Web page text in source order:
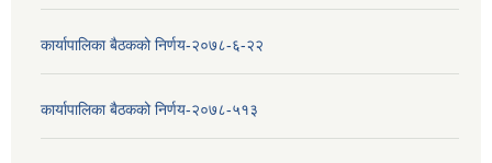
कार्यापालिका बैठकको निर्णय-२०७८-६-२२
कार्यापालिका बैठकको निर्णय-२०७८-५१३